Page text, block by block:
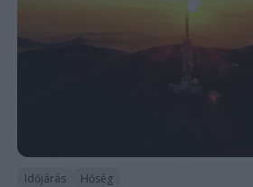
Időjárás Hőség